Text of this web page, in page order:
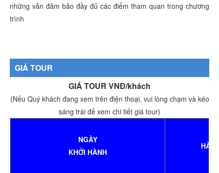
những vẫn đảm bảo đầy đủ các điểm tham quan trong chương
trình
GIÁ TOUR
GIÁ TOUR VNĐ/khách
(Nếu Quý khách đang xem trên điện thoại, vui lòng chạm và kéo
sáng trái để xem chi tiết giá tour)
NGÀY
KHỞI HÀNH